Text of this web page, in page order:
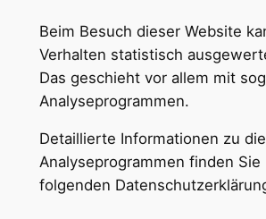
Beim Besuch dieser Website
Verhalten statistisch
Das geschieht vor allem mit
Analyseprogrammen.
Detaillierte Informationen zu
Analyseprogrammen finden Sie
folgenden